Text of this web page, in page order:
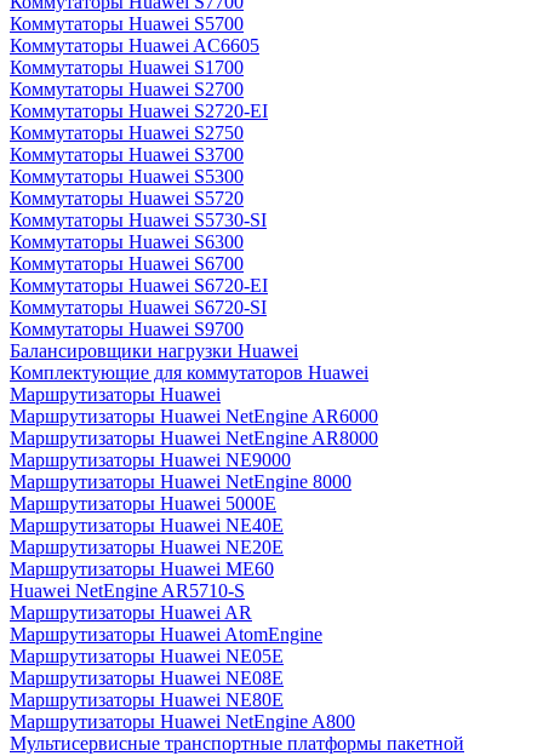
Коммутаторы Huawei S5700
Коммутаторы Huawei AC6605
Коммутаторы Huawei S1700
Коммутаторы Huawei S2700
Коммутаторы Huawei S2720-EI
Коммутаторы Huawei S2750
Коммутаторы Huawei S3700
Коммутаторы Huawei S5300
Коммутаторы Huawei S5720
Коммутаторы Huawei S5730-SI
Коммутаторы Huawei S6300
Коммутаторы Huawei S6700
Коммутаторы Huawei S6720-EI
Коммутаторы Huawei S6720-SI
Коммутаторы Huawei S9700
Балансировщики нагрузки Huawei
Комплектующие для коммутаторов Huawei
Маршрутизаторы Huawei
Маршрутизаторы Huawei NetEngine AR6000
Маршрутизаторы Huawei NetEngine AR8000
Маршрутизаторы Huawei NE9000
Маршрутизаторы Huawei NetEngine 8000
Маршрутизаторы Huawei 5000E
Маршрутизаторы Huawei NE40E
Маршрутизаторы Huawei NE20E
Маршрутизаторы Huawei ME60
Huawei NetEngine AR5710-S
Маршрутизаторы Huawei AR
Маршрутизаторы Huawei AtomEngine
Маршрутизаторы Huawei NE05E
Маршрутизаторы Huawei NE08E
Маршрутизаторы Huawei NE80E
Маршрутизаторы Huawei NetEngine A800
Мультисервисные транспортные платформы пакетной